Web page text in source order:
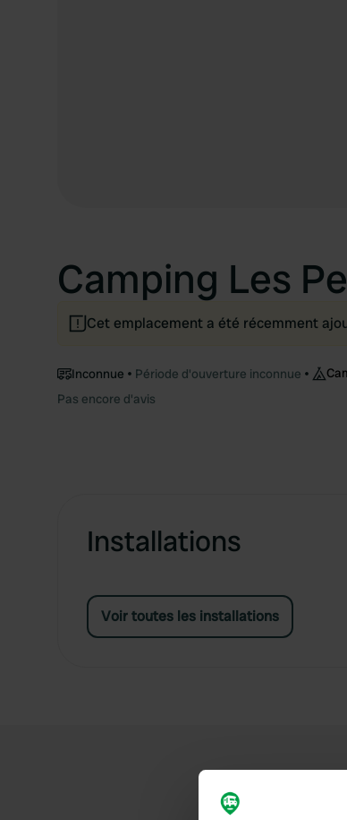
Camping Les
Cet emplacement a été récemment
Inconnue Période d'ouverture inconnue
Pas encore d'avis
Installations
Voir toutes les installations